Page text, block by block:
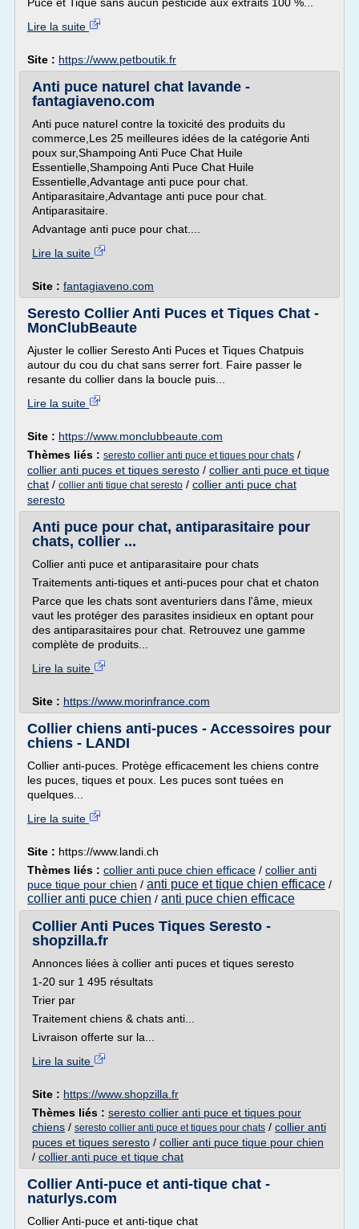
Lire la suite
Site : https://www.petboutik.fr
Anti puce naturel chat lavande -
fantagiaveno.com
Anti puce naturel contre la toxicité des produits du
commerce,Les 25 meilleures idées de la catégorie Anti
poux sur,Shampoing Anti Puce Chat Huile
Essentielle,Shampoing Anti Puce Chat Huile
Essentielle,Advantage anti puce pour chat.
Antiparasitaire,Advantage anti puce pour chat.
Antiparasitaire.
Advantage anti puce pour chat....
Lire la suite
Site : fantagiaveno.com
Seresto Collier Anti Puces et Tiques Chat -
MonClubBeaute
Ajuster le collier Seresto Anti Puces et Tiques Chatpuis
autour du cou du chat sans serrer fort. Faire passer le
resante du collier dans la boucle puis...
Lire la suite
Site : https://www.monclubbeaute.com
Thèmes liés : seresto collier anti puce et tiques pour chats /
collier anti puces et tiques seresto / collier anti puce et tique
chat / collier anti tique chat seresto / collier anti puce chat
seresto
Anti puce pour chat, antiparasitaire pour
chats, collier ...
Collier anti puce et antiparasitaire pour chats
Traitements anti-tiques et anti-puces pour chat et chaton
Parce que les chats sont aventuriers dans l'âme, mieux
vaut les protéger des parasites insidieux en optant pour
des antiparasitaires pour chat. Retrouvez une gamme
complète de produits...
Lire la suite
Site : https://www.morinfrance.com
Collier chiens anti-puces - Accessoires pour
chiens - LANDI
Collier anti-puces. Protège efficacement les chiens contre
les puces, tiques et poux. Les puces sont tuées en
quelques...
Lire la suite
Site : https://www.landi.ch
Thèmes liés : collier anti puce chien efficace / collier anti
puce tique pour chien / anti puce et tique chien efficace /
collier anti puce chien / anti puce chien efficace
Collier Anti Puces Tiques Seresto -
shopzilla.fr
Annonces liées à collier anti puces et tiques seresto
1-20 sur 1 495 résultats
Trier par
Traitement chiens & chats anti...
Livraison offerte sur la...
Lire la suite
Site : https://www.shopzilla.fr
Thèmes liés : seresto collier anti puce et tiques pour
chiens / seresto collier anti puce et tiques pour chats / collier anti
puces et tiques seresto / collier anti puce tique pour chien
/ collier anti puce et tique chat
Collier Anti-puce et anti-tique chat -
naturlys.com
Collier Anti-puce et anti-tique chat